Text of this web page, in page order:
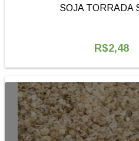
SOJA TORRADA
R$2,48